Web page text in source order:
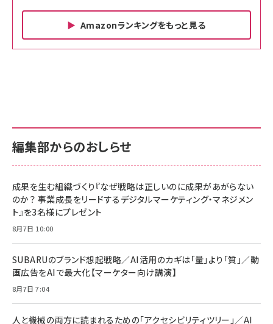
Amazonランキングをもっと見る
￥880
anan(アンアン)2026/06/24号 No.2500増刊
スペシャルエディション[王道エンタメの矜持／
￥1,100
anan(アンアン)2026/07/08号 No.2502[2026
￥880
ママ投資家が育休中に１億貯めた株式投資
組織の成果を最大化する ルールのデザイン
サポート正規品 メーカー保証5年 KLMEA128G
NIMASO ガラスフィルム iPhone 17 用 保護フィ
すい ガイド枠付き いPhone17 (6.3インチ) 対応
2枚セット DSP25F1698
￥1,599
￥6,980
全ワイヤレスイヤホン/アクティブノイズキャンセリ
技術基準適合】ブラック
サポート正規品 メーカー保証5年 KLMEA128G
Amazon eギフトカード - Amazonロゴ - クラ
￥5,000
Anker PowerLine III Flow USB-C & USB-C
Pro/Air 各種対応 (1.8m ミッドナイトブラック)
￥1,890
編集部からのおしらせ
成果を生む組織づくり『なぜ戦略は正しいのに成果があがらない
のか？ 事業成長をリードするデジタルマーケティング・マネジメン
ト』を3名様にプレゼント
8月7日 10:00
SUBARUのブランド想起戦略／AI活用のカギは「量」より「質」／動
画広告をAIで最大化【マーケター向け講演】
8月7日 7:04
人と機械の両方に読まれるための「アクセシビリティツリー」／AI